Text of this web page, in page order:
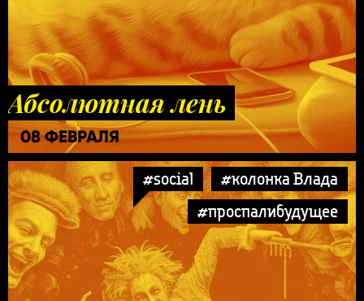
Абсолютная лень
08 ФЕВРАЛЯ
#social
#колонка Влада
#проспалибудущее